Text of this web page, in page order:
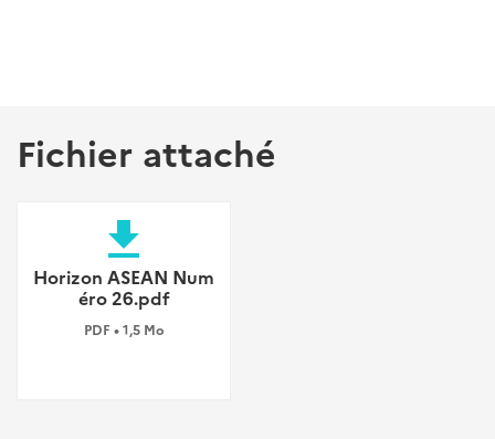
Fichier attaché
file_download
Horizon ASEAN Num
éro 26.pdf
PDF • 1,5 Mo